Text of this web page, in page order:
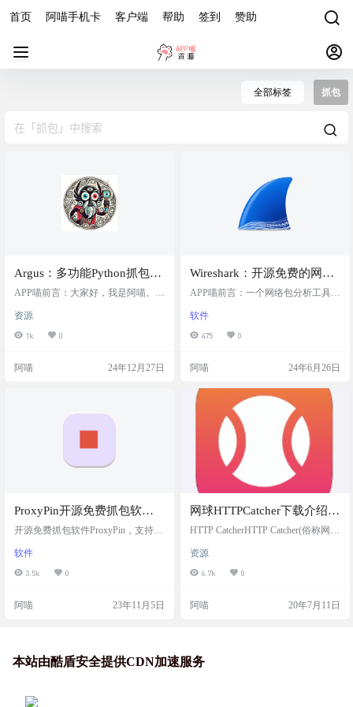
首页 阿喵手机卡 客户端 帮助 签到 赞助
全部标签 抓包
Argus：多功能Python抓包爬
虫工具包，提供友好的界面
效地探索网络、Web应用程
序和安全配置
APP喵前言：大家好，我是阿喵。今
集工具包——Argus。这个基于Pytho
n的工具包旨在简化信息收集和侦察
rgus都能提供强大的支持。它提供了
络与基础设施工具，比如关联主
机、DNS记录、域名信息、IP信
资源
1k 0
阿喵 24年12月27日
Wireshark：开源免费的网络
调试、抓包和分析工具
APP喵前言：一个网络包分析工具，
包，并自动解析数据包，为用户显
示数据包的详细信息，供用户对数
件简介 Wireshark（前称Ethereal）是
具，世界上最流行的网络协议分析
器！网络封包分析软件的功能是撷
取网络封包，并尽可能显示出最为
详细的网络封包资料。Wi…
软件
475 0
阿喵 24年6月26日
ProxyPin开源免费抓包软
件，支持全平台
开源免费抓包软件ProxyPin，支持全
源抓包工具，支持Windows、Mac、
Android、IOS、Linux 全平台系统 支
可以互相扫码连接转发流量。 Mac
地址： https://gi…
软件
3.5k 0
阿喵 23年11月5日
网球HTTPCatcher下载介绍和
使用教程
HTTP CatcherHTTP Catcher(俗称网
可以对来自ios系统的Http请求进行拦
截，查看，修改和重放（参考Thor功
进行解锁。HTTP Catcher推荐下载的
共享账号…
资源
6.7k 0
阿喵 20年7月11日
本站由酷盾安全提供CDN加速服务